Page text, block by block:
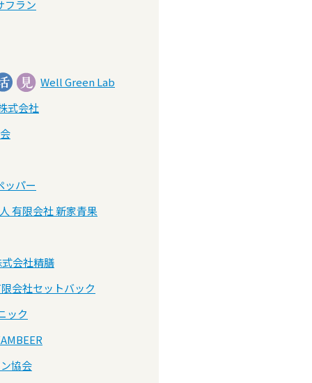
フラン
Well Green Lab
式会社
ッパー
有限会社 新家青果
会社精膳
会社セットバック
ック
協会